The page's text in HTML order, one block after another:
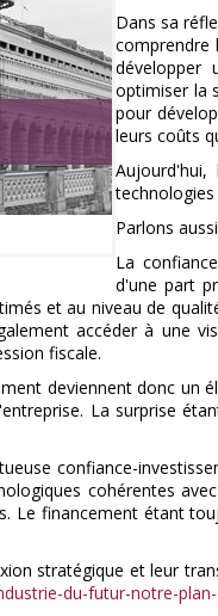
Dans sa
comprendre
développer
optimiser la
pour
leurs coûts
technologies
Parlons
La
d'une part
et au niveau de
accéder à une
fiscale.
deviennent donc un
La surprise
confiance-
cohérentes
Le financement étant
stratégique et leur
du-futur-notre-